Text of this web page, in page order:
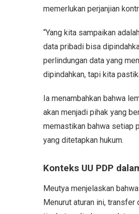
memerlukan perjanjian
“Yang kita sampaikan
data pribadi bisa
perlindungan data yang
dipindahkan, tapi kita
Ia menambahkan bahwa
akan menjadi pihak yang
memastikan bahwa setiap
yang ditetapkan hukum.
Konteks UU PDP
Meutya menjelaskan
Menurut aturan ini, transfer